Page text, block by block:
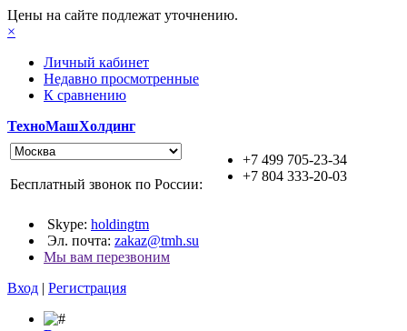
Цены на сайте подлежат уточнению.
×
Личный кабинет
Недавно просмотренные
К сравнению
ТехноМашХолдинг
+7 499 705-23-34
+7 804 333-20-03
Бесплатный звонок по России:
Skype: holdingtm
Эл. почта: zakaz@tmh.su
Мы вам перезвоним
Вход | Регистрация